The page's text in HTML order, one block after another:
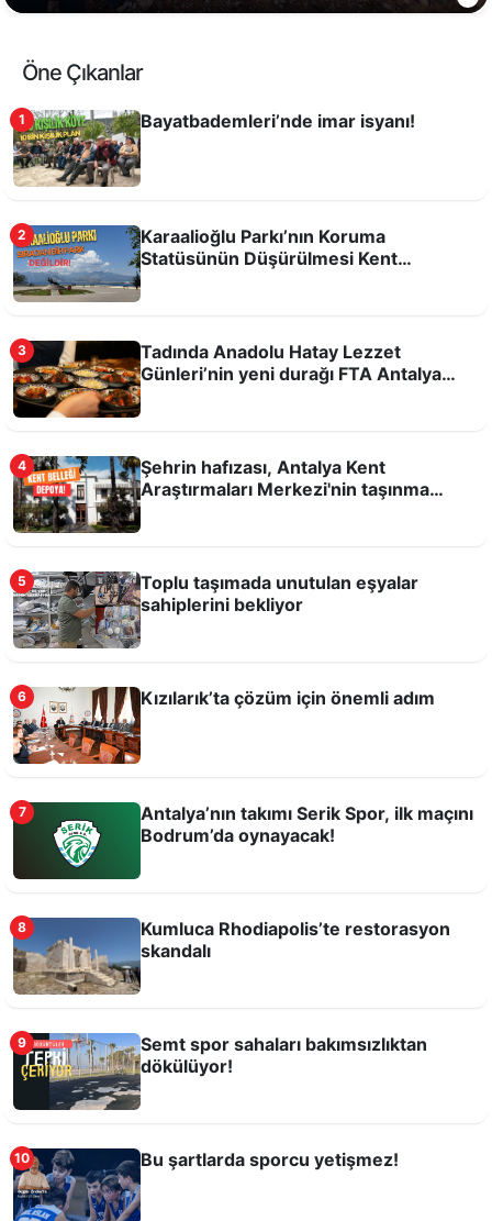
Bremen Mızıkacıları!
Antalyaspor’a yok, Hull City’e var!
Bu şartlarda sporcu yetişmez!
Rüzgarı Bekleyen Antalyalılar
Öne Çıkanlar
1 Bayatbademleri’nde imar isyanı!
2
Karaalioğlu Parkı’nın Koruma
Statüsünün Düşürülmesi Kent
3
Tadında Anadolu Hatay Lezzet
Günleri’nin yeni durağı FTA Antalya
4
Şehrin hafızası, Antalya Kent
Araştırmaları Merkezi'nin taşınma
5
Toplu taşımada unutulan eşyalar
sahiplerini bekliyor
6 Kızılarık’ta çözüm için önemli adım
7
Antalya’nın takımı Serik Spor, ilk maçını
Bodrum’da oynayacak!
8
Kumluca Rhodiapolis’te restorasyon
skandalı
9
Semt spor sahaları bakımsızlıktan
dökülüyor!
10 Bu şartlarda sporcu yetişmez!